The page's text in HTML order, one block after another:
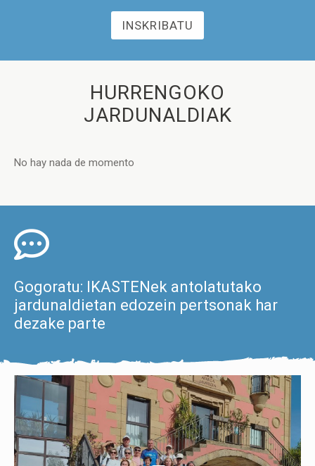
INSKRIBATU
HURRENGOKO
JARDUNALDIAK
No hay nada de momento
Gogoratu: IKASTENek antolatutako
jardunaldietan edozein pertsonak har
dezake parte